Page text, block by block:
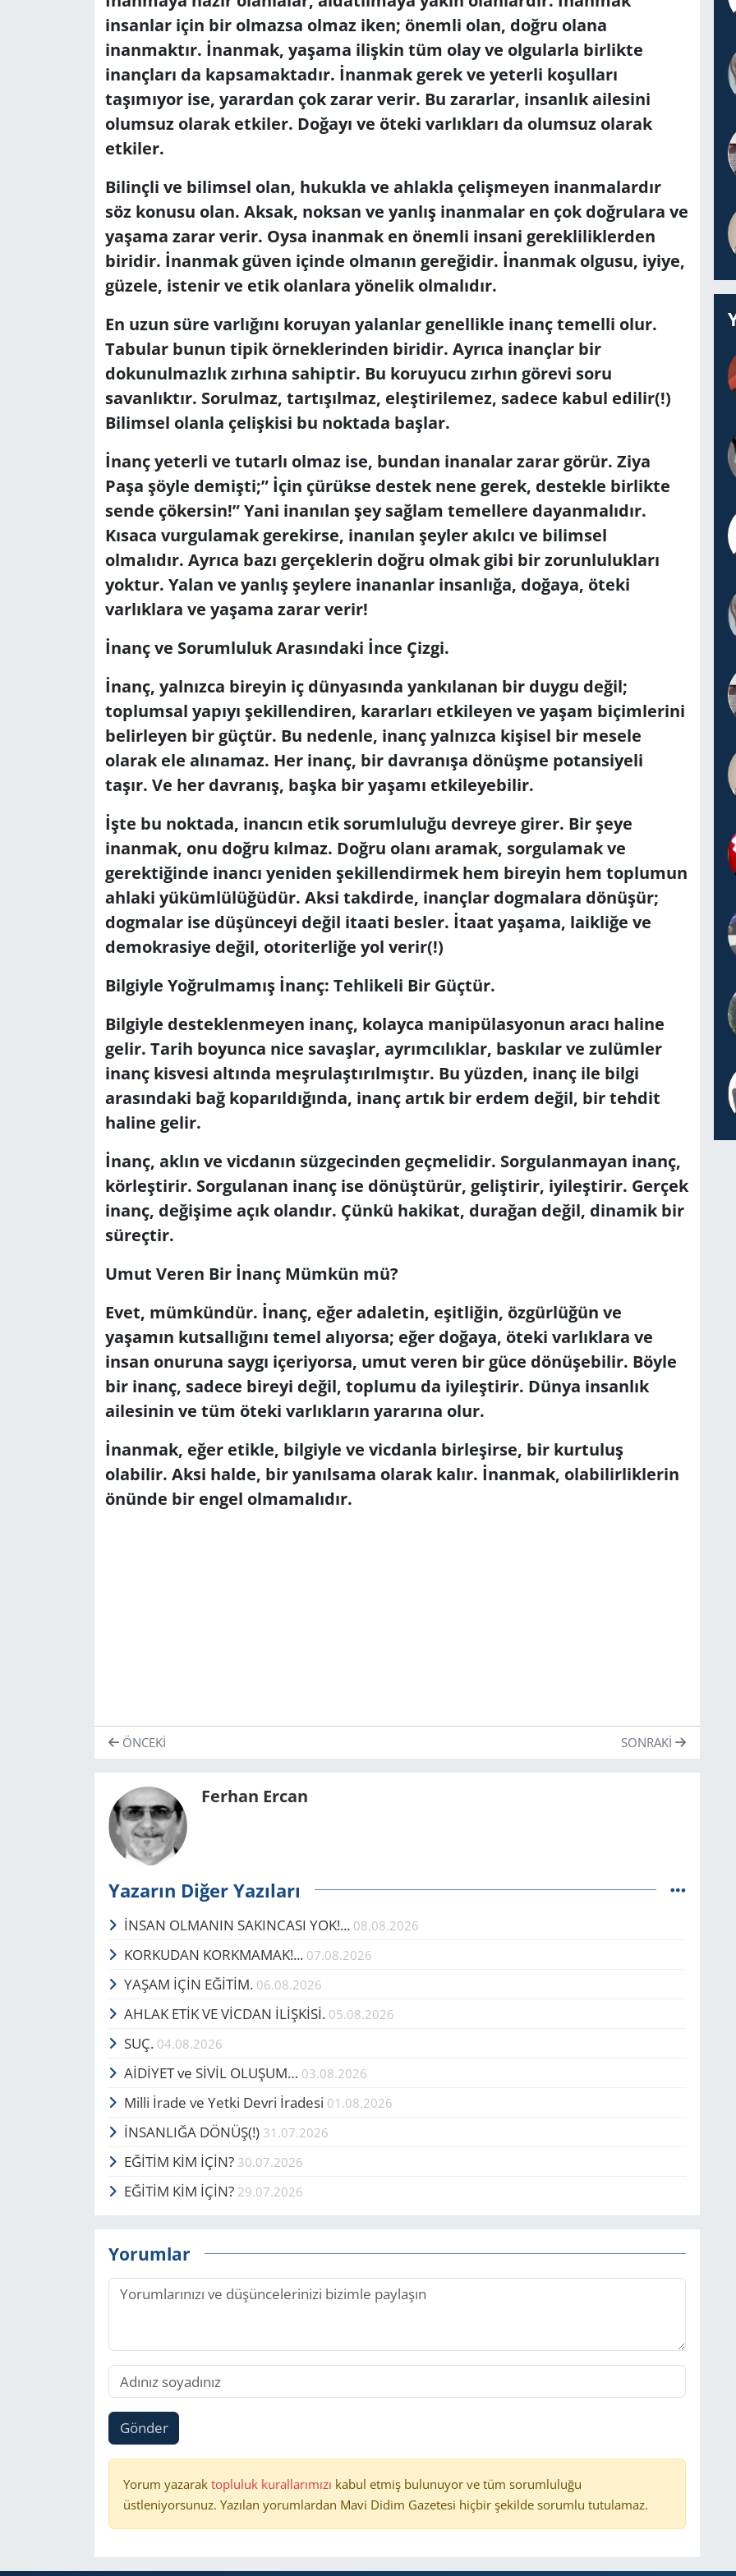
insanlar için bir olmazsa olmaz iken; önemli olan, doğru olana
inanmaktır. İnanmak, yaşama ilişkin tüm olay ve olgularla birlikte
inançları da kapsamaktadır. İnanmak gerek ve yeterli koşulları
taşımıyor ise, yarardan çok zarar verir. Bu zararlar, insanlık ailesini
olumsuz olarak etkiler. Doğayı ve öteki varlıkları da olumsuz olarak
etkiler.
Bilinçli ve bilimsel olan, hukukla ve ahlakla çelişmeyen inanmalardır
söz konusu olan. Aksak, noksan ve yanlış inanmalar en çok doğrulara ve
yaşama zarar verir. Oysa inanmak en önemli insani gerekliliklerden
biridir. İnanmak güven içinde olmanın gereğidir. İnanmak olgusu, iyiye,
güzele, istenir ve etik olanlara yönelik olmalıdır.
En uzun süre varlığını koruyan yalanlar genellikle inanç temelli olur.
Tabular bunun tipik örneklerinden biridir. Ayrıca inançlar bir
dokunulmazlık zırhına sahiptir. Bu koruyucu zırhın görevi soru
savanlıktır. Sorulmaz, tartışılmaz, eleştirilemez, sadece kabul edilir(!)
Bilimsel olanla çelişkisi bu noktada başlar.
İnanç yeterli ve tutarlı olmaz ise, bundan inanalar zarar görür. Ziya
Paşa şöyle demişti;” İçin çürükse destek nene gerek, destekle birlikte
sende çökersin!” Yani inanılan şey sağlam temellere dayanmalıdır.
Kısaca vurgulamak gerekirse, inanılan şeyler akılcı ve bilimsel
olmalıdır. Ayrıca bazı gerçeklerin doğru olmak gibi bir zorunlulukları
yoktur. Yalan ve yanlış şeylere inananlar insanlığa, doğaya, öteki
varlıklara ve yaşama zarar verir!
İnanç ve Sorumluluk Arasındaki İnce Çizgi.
İnanç, yalnızca bireyin iç dünyasında yankılanan bir duygu değil;
toplumsal yapıyı şekillendiren, kararları etkileyen ve yaşam biçimlerini
belirleyen bir güçtür. Bu nedenle, inanç yalnızca kişisel bir mesele
olarak ele alınamaz. Her inanç, bir davranışa dönüşme potansiyeli
taşır. Ve her davranış, başka bir yaşamı etkileyebilir.
İşte bu noktada, inancın etik sorumluluğu devreye girer. Bir şeye
inanmak, onu doğru kılmaz. Doğru olanı aramak, sorgulamak ve
gerektiğinde inancı yeniden şekillendirmek hem bireyin hem toplumun
ahlaki yükümlülüğüdür. Aksi takdirde, inançlar dogmalara dönüşür;
dogmalar ise düşünceyi değil itaati besler. İtaat yaşama, laikliğe ve
demokrasiye değil, otoriterliğe yol verir(!)
Bilgiyle Yoğrulmamış İnanç: Tehlikeli Bir Güçtür.
Bilgiyle desteklenmeyen inanç, kolayca manipülasyonun aracı haline
gelir. Tarih boyunca nice savaşlar, ayrımcılıklar, baskılar ve zulümler
inanç kisvesi altında meşrulaştırılmıştır. Bu yüzden, inanç ile bilgi
arasındaki bağ koparıldığında, inanç artık bir erdem değil, bir tehdit
haline gelir.
İnanç, aklın ve vicdanın süzgecinden geçmelidir. Sorgulanmayan inanç,
körleştirir. Sorgulanan inanç ise dönüştürür, geliştirir, iyileştirir. Gerçek
inanç, değişime açık olandır. Çünkü hakikat, durağan değil, dinamik bir
süreçtir.
Umut Veren Bir İnanç Mümkün mü?
Evet, mümkündür. İnanç, eğer adaletin, eşitliğin, özgürlüğün ve
yaşamın kutsallığını temel alıyorsa; eğer doğaya, öteki varlıklara ve
insan onuruna saygı içeriyorsa, umut veren bir güce dönüşebilir. Böyle
bir inanç, sadece bireyi değil, toplumu da iyileştirir. Dünya insanlık
ailesinin ve tüm öteki varlıkların yararına olur.
İnanmak, eğer etikle, bilgiyle ve vicdanla birleşirse, bir kurtuluş
olabilir. Aksi halde, bir yanılsama olarak kalır. İnanmak, olabilirliklerin
önünde bir engel olmamalıdır.
ÖNCEKI SONRAKI
Ferhan Ercan
Yazarın Diğer Yazıları
İNSAN OLMANIN SAKINCASI YOK!... 08.08.2026
KORKUDAN KORKMAMAK!... 07.08.2026
YAŞAM İÇİN EĞİTİM. 06.08.2026
AHLAK ETİK VE VİCDAN İLİŞKİSİ. 05.08.2026
SUÇ. 04.08.2026
AİDİYET ve SİVİL OLUŞUM… 03.08.2026
Milli İrade ve Yetki Devri İradesi 01.08.2026
İNSANLIĞA DÖNÜŞ(!) 31.07.2026
EĞİTİM KİM İÇİN? 30.07.2026
EĞİTİM KİM İÇİN? 29.07.2026
Yorumlar
Gönder
Yorum yazarak topluluk kurallarımızı kabul etmiş bulunuyor ve tüm sorumluluğu
üstleniyorsunuz. Yazılan yorumlardan Mavi Didim Gazetesi hiçbir şekilde sorumlu tutulamaz.
GÜNDEM
HABERDE İNSAN
KÜLTÜR SANAT
MAGAZİN
POLİTİKA
RESMİ İLANLAR